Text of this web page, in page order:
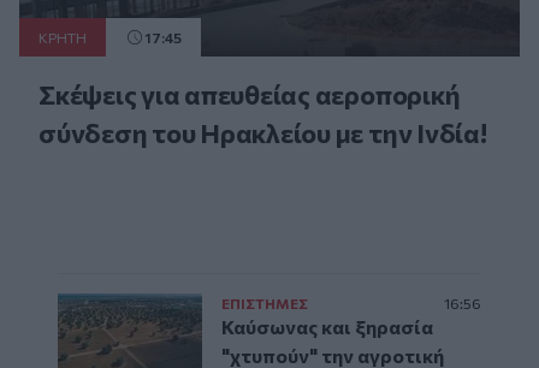
ΚΡΗΤΗ 17:45
Σκέψεις για απευθείας αεροπορική
σύνδεση του Ηρακλείου με την Ινδία!
ΕΠΙΣΤΗΜΕΣ 16:56
Καύσωνας και ξηρασία
"χτυπούν" την αγροτική